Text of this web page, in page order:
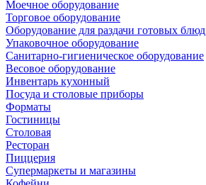
Моечное оборудование
Торговое оборудование
Оборудование для раздачи готовых блюд
Упаковочное оборудование
Санитарно-гигиеническое оборудование
Весовое оборудование
Инвентарь кухонный
Посуда и столовые приборы
Форматы
Гостиницы
Столовая
Ресторан
Пиццерия
Супермаркеты и магазины